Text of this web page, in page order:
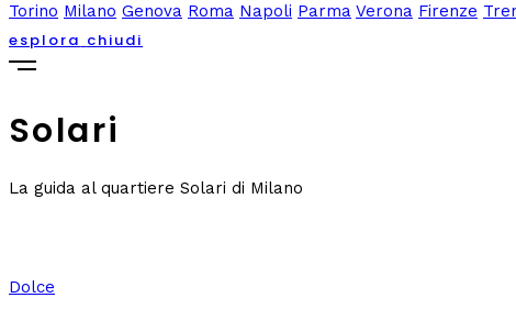
Torino Milano Genova Roma Napoli Parma Verona Firenze
esplora chiudi
Solari
La guida al quartiere Solari di Milano
Dolce